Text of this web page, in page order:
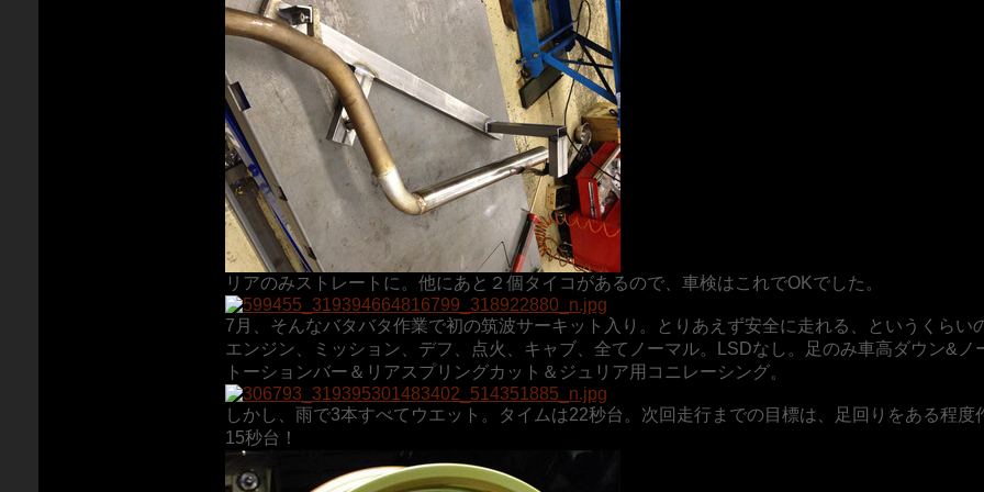
リアのみストレートに。他にあと２個タイコがあるので、車検はこれでOKでした。
7月、そんなバタバタ作業で初の筑波サーキット入り。とりあえず安全に走れる、というくらい
エンジン、ミッション、デフ、点火、キャブ、全てノーマル。LSDなし。足のみ車高ダウン&ノ
トーションバー＆リアスプリングカット＆ジュリア用コニレーシング。
しかし、雨で3本すべてウエット。タイムは22秒台。次回走行までの目標は、足回りをある程度
15秒台！